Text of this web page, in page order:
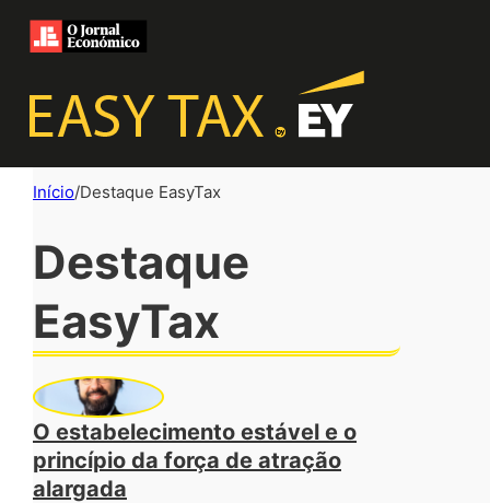
Início/Destaque EasyTax
Destaque
EasyTax
O estabelecimento estável e o
princípio da força de atração
alargada